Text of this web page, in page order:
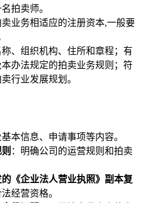
拍卖师。
业务相适应的注册资本,一般要
称、组织机构、住所和章程；有
办法规定的拍卖业务规则；符
行业发展规划。
本信息、申请事项等内容。
：明确公司的运营规则和拍卖
《企业法人营业执照》副本复
经营资格。